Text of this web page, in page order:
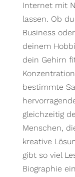
Internet mit
lassen. Ob
Business
deinem
dein Gehirn
bestimmte
gleichzeitig
Menschen,
kreative
gibt so viel
Biographie